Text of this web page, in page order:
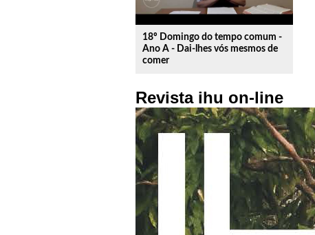
18º Domingo do tempo comum -
Ano A - Dai-lhes vós mesmos de
comer
Revista ihu on-line